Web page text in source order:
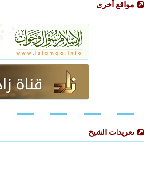
مواقع أخرى
تغريدات الشيخ